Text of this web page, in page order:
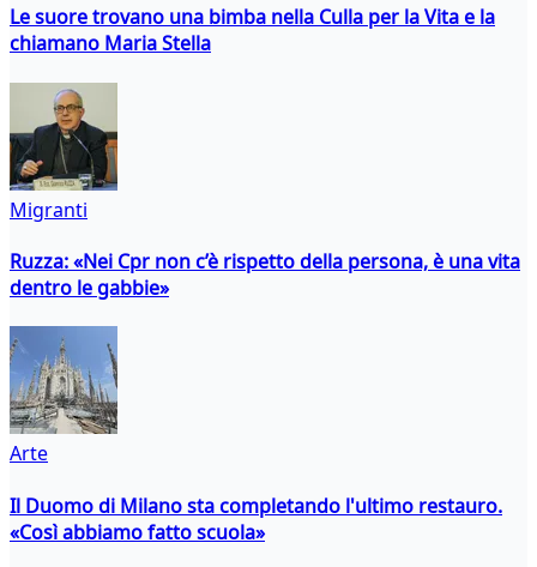
Le suore trovano una bimba nella Culla per la Vita e la
chiamano Maria Stella
Migranti
Ruzza: «Nei Cpr non c’è rispetto della persona, è una vita
dentro le gabbie»
Arte
Il Duomo di Milano sta completando l'ultimo restauro.
«Così abbiamo fatto scuola»